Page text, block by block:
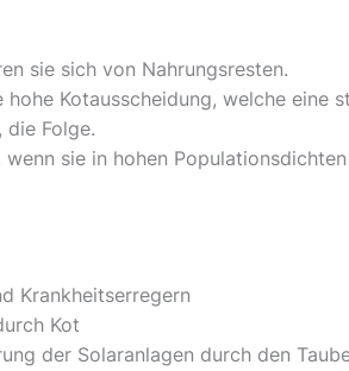
sie sich von Nahrungsresten.
Kotausscheidung, welche eine
die Folge.
sie in hohen
Krankheitserregern
Kot
der Solaranlagen durch den